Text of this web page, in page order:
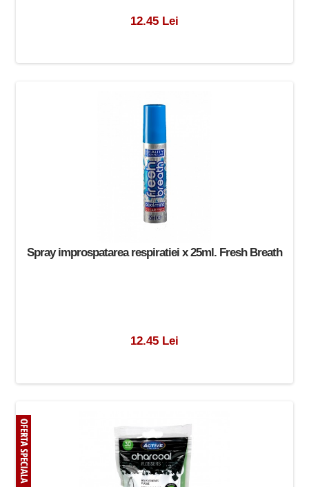
12.45 Lei
Spray improspatarea respiratiei x 25ml. Fresh Breath
12.45 Lei